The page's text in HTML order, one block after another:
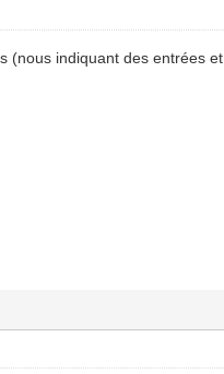
(nous indiquant des entrées et